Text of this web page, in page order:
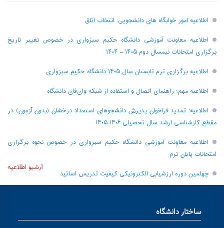
اطلاعیه امور خوابگاه های دانشجویی: انتخاب اتاق
اطلاعیه معاونت آموزشی دانشگاه حکیم سبزواری در خصوص تغییر تاریخ
برگزاری امتحانات نیمسال دوم ۱۴۰۵ – ۱۴۰۴
اطلاعیه برگزاری ترم تابستان سال ۱۴۰۵ دانشگاه حکیم سبزواری
اطلاعیه مهم؛ راهنمای اتصال و استفاده از شبکه وای‌فای دانشگاه
اطلاعیه: تمدید فراخوان پذیرش دانشجو‌های استعداد درخشان (بدون آزمون) در
مقطع کارشناسی ارشد سال تحصیلی ۱۴۰۶-۱۴۰۵
اطلاعیه معاونت آموزشی دانشگاه حکیم سبزواری در خصوص نحوه برگزاری
امتحانات پایان ترم
چهلمین دوره ارزشیابی الکترونیکی کیفیت تدریس اساتید
آرشیو اطلاعیه
ساختار دانشگاه